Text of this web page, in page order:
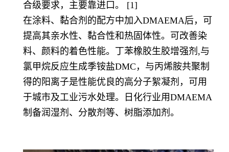
合级要求，主要靠进口。 [1]
在涂料、黏合剂的配方中加入DMAEMA后，可
提高其亲水性、黏合性和热固体性。可改善染
料、颜料的着色性能。丁苯橡胶生胶增强剂,与
氯甲烷反应生成季铵盐DMC，与丙烯胺共聚制
得的阳离子是性能优良的高分子絮凝剂，可用
于城市及工业污水处理。日化行业用DMAEMA
制备润湿剂、分散剂等、树脂添加剂。